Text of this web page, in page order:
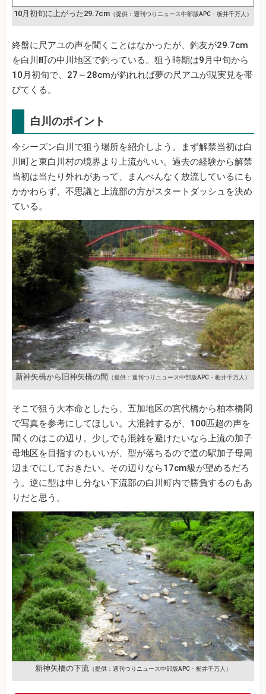
10月初旬に上がった29.7cm （提供：週刊つりニュース中部版APC・栃井千万人）
終盤に尺アユの声を聞くことはなかったが、釣友が29.7cm
を白川町の中川地区で釣っている。狙う時期は9月中旬から
10月初旬で、27～28cmが釣れれば夢の尺アユが現実見を帯
びてくる。
白川のポイント
今シーズン白川で狙う場所を紹介しよう。まず解禁当初は白
川町と東白川村の境界より上流がいい。過去の経験から解禁
当初は当たり外れがあって、まんべんなく放流しているにも
かかわらず、不思議と上流部の方がスタートダッシュを決め
ている。
新神矢橋から旧神矢橋の間 （提供：週刊つりニュース中部版APC・栃井千万人）
そこで狙う大本命としたら、五加地区の宮代橋から柏本橋間
で写真を参考にしてほしい。大混雑するが、100匹超の声を
聞くのはこの辺り。少しでも混雑を避けたいなら上流の加子
母地区を目指すのもいいが、型が落ちるので道の駅加子母周
辺までにしておきたい。その辺りなら17cm級が望めるだろ
う。逆に型は申し分ない下流部の白川町内で勝負するのもあ
りだと思う。
新神矢橋の下流（提供：週刊つりニュース中部版APC・栃井千万人）